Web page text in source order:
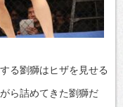
る劉獅はヒザを見せる
ら詰めてきた劉獅だ